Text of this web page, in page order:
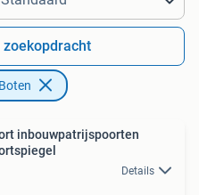
zoekopdracht
Details